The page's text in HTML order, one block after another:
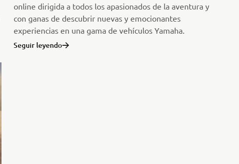
online dirigida a todos los apasionados de la aventura y
con ganas de descubrir nuevas y emocionantes
experiencias en una gama de vehículos Yamaha.
Seguir leyendo